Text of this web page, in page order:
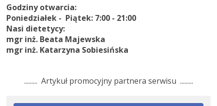
Godziny otwarcia:
Poniedziałek - Piątek: 7:00 - 21:00
Nasi dietetycy:
mgr inż. Beata Majewska
mgr inż. Katarzyna Sobiesińska
......... Artykuł promocyjny partnera serwisu .........